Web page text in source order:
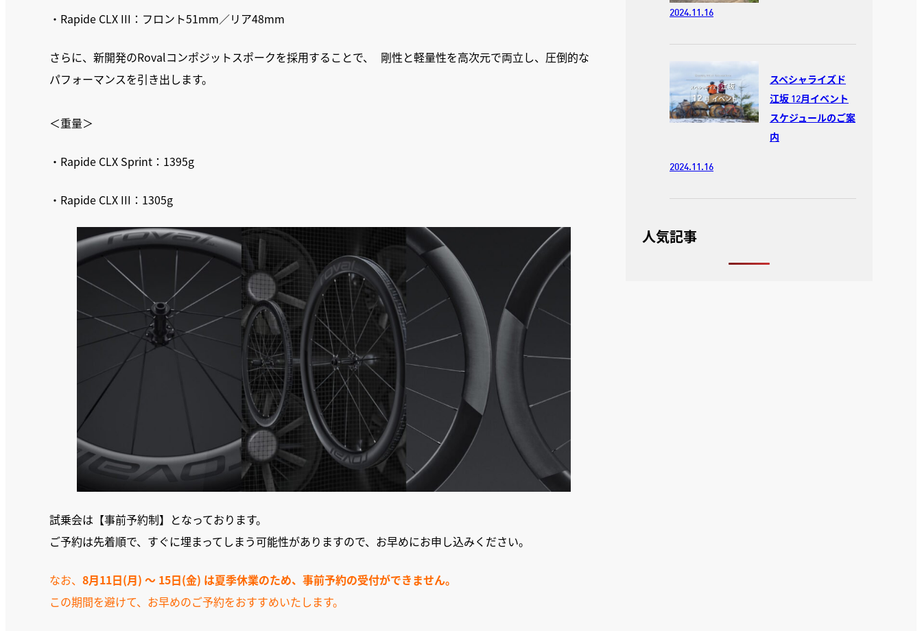
・Rapide CLX III：フロント51mm／リア48mm
さらに、新開発のRovalコンポジットスポークを採用することで、 剛性と軽量性を高次元で両立し、圧倒的な
パフォーマンスを引き出します。
＜重量＞
・Rapide CLX Sprint：1395g
・Rapide CLX III：1305g
試乗会は【事前予約制】となっております。
ご予約は先着順で、すぐに埋まってしまう可能性がありますので、お早めにお申し込みください。
なお、 8月11日(月) 〜 15日(金) は夏季休業のため、事前予約の受付ができません。
この期間を避けて、お早めのご予約をおすすめいたします。
2024.11.16
スペシャライズド
江坂 12月イベント
スケジュールのご案
内
2024.11.16
人気記事